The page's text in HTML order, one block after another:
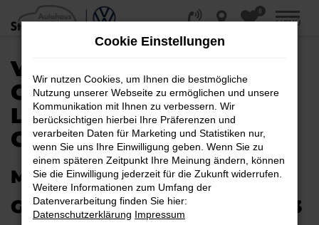
Zum
Hauptinhalt
0
MENÜ
VW ID.3
GEBRAUCHTWAGEN |
LIEFERSERVICE NACH
GÜTERSLOH
MIT RABATT DURCH
GÜTERSLOH MIT DEM VW ID.3
Cookie Einstellungen
Wir nutzen Cookies, um Ihnen die bestmögliche
Nutzung unserer Webseite zu ermöglichen und unsere
Kommunikation mit Ihnen zu verbessern. Wir
berücksichtigen hierbei Ihre Präferenzen und
verarbeiten Daten für Marketing und Statistiken nur,
wenn Sie uns Ihre Einwilligung geben. Wenn Sie zu
einem späteren Zeitpunkt Ihre Meinung ändern, können
Sie die Einwilligung jederzeit für die Zukunft widerrufen.
Weitere Informationen zum Umfang der
Datenverarbeitung finden Sie hier:
Datenschutzerklärung Impressum